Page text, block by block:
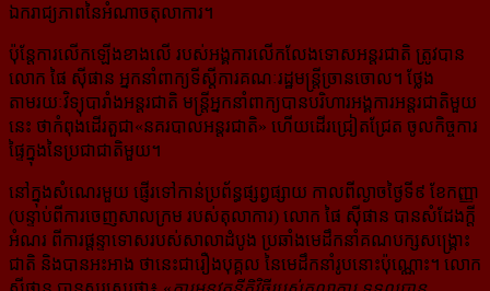
ឯករាជ្យភាព​នៃ​អំណាច​តុលាការ។
ប៉ុន្តែការលើកឡើងខាងលើ របស់អង្គការលើកលែងទោសអន្តរជាតិ ត្រូវបាន
លោក ផៃ ស៊ីផាន អ្នកនាំពាក្យ​ទីស្ដីការ​​គណៈ​រដ្ឋមន្ត្រី​​ច្រានចោល។ ថ្លែង
តាមរយៈវិទ្យុបារាំងអន្តរជាតិ មន្ត្រីអ្នកនាំពាក្យ​បានបរិហារ​អង្គការ​អន្តរជាតិ​​មួយ​
នេះ ថាកំពុងដើរតួជា«នគរបាលអន្តរជាតិ» ហើយដើរជ្រៀតជ្រែត ចូលកិច្ចការ
ផ្ទៃក្នុង​នៃ​ប្រជាជាតិ​មួយ។
នៅក្នុងសំណេរមួយ ផ្ញើរទៅកាន់ប្រព័ន្ធផ្សព្វផ្សាយ កាលពីល្ងាចថ្ងៃទី៩ ខែកញ្ញា
(បន្ទាប់ពីការចេញសាលក្រម របស់​តុលាការ) លោក ផៃ ស៊ីផាន បានសំដែងក្ដី
អំណរ ពីការផ្តន្ទាទោសរបស់សាលាដំបូង ប្រឆាំង​មេដឹកនាំ​គណបក្ស​សង្គ្រោះ
ជាតិ និងបានអះអាង ថានេះជារឿងបុគ្គល នៃមេដឹកនាំរូបនោះប៉ុណ្ណោះ។ លោក